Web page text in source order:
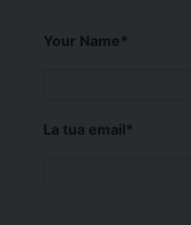
Your Name*
La tua email*